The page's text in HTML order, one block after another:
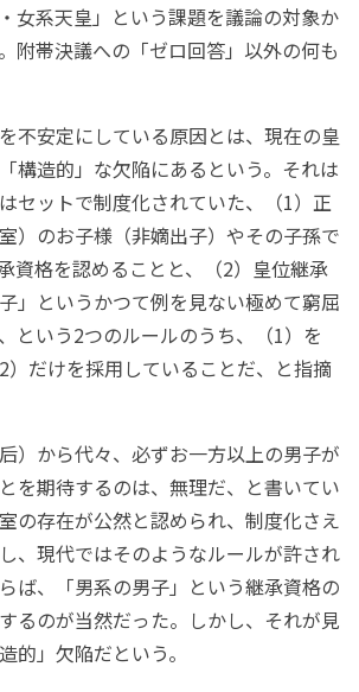
女系天皇」という課題を議論の対象か
附帯決議への「ゼロ回答」以外の何も
不安定にしている原因とは、現在の皇
構造的」な欠陥にあるという。それは
セットで制度化されていた、（1）正
）のお子様（非嫡出子）やその子孫で
資格を認めることと、（2）皇位継承
」というかつて例を見ない極めて窮屈
という2つのルールのうち、（1）を
）だけを採用していることだ、と指摘
）から代々、必ずお一方以上の男子が
を期待するのは、無理だ、と書いてい
の存在が公然と認められ、制度化さえ
、現代ではそのようなルールが許され
ば、「男系の男子」という継承資格の
るのが当然だった。しかし、それが見
的」欠陥だという。